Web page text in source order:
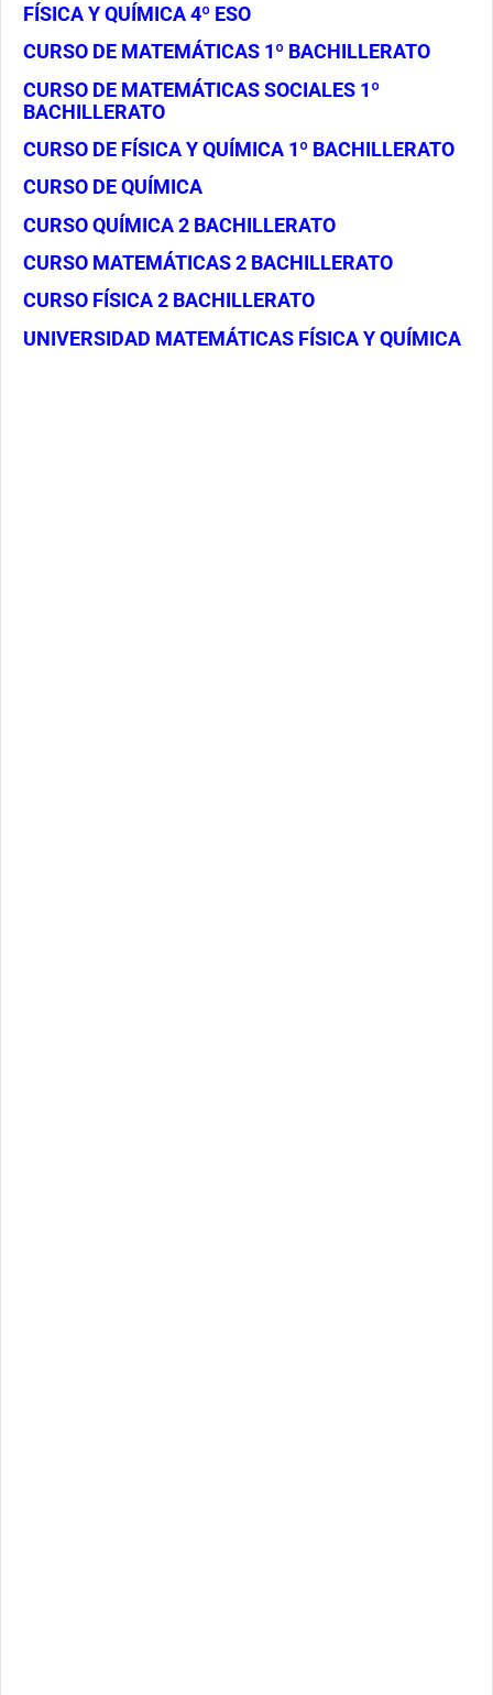
FÍSICA Y QUÍMICA 4º ESO
CURSO DE MATEMÁTICAS 1º BACHILLERATO
CURSO DE MATEMÁTICAS SOCIALES 1º
BACHILLERATO
CURSO DE FÍSICA Y QUÍMICA 1º BACHILLERATO
CURSO DE QUÍMICA
CURSO QUÍMICA 2 BACHILLERATO
CURSO MATEMÁTICAS 2 BACHILLERATO
CURSO FÍSICA 2 BACHILLERATO
UNIVERSIDAD MATEMÁTICAS FÍSICA Y QUÍMICA